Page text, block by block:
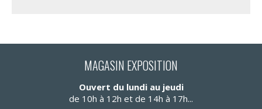
MAGASIN EXPOSITION
Ouvert du lundi au jeudi
de 10h à 12h et de 14h à 17h